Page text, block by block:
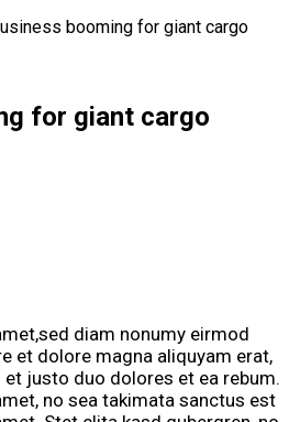
booming for giant cargo
for giant cargo
diam nonumy eirmod
et dolore magna aliquyam erat,
justo duo dolores et ea rebum.
no sea takimata sanctus est